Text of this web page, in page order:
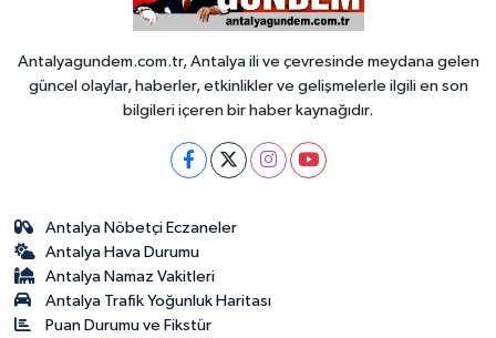
Antalyagundem.com.tr, Antalya ili ve çevresinde meydana gelen
güncel olaylar, haberler, etkinlikler ve gelişmelerle ilgili en son
bilgileri içeren bir haber kaynağıdır.
Antalya Nöbetçi Eczaneler
Antalya Hava Durumu
Antalya Namaz Vakitleri
Antalya Trafik Yoğunluk Haritası
Puan Durumu ve Fikstür